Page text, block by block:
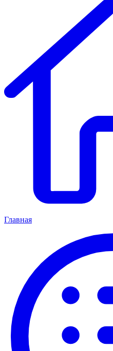
Главная